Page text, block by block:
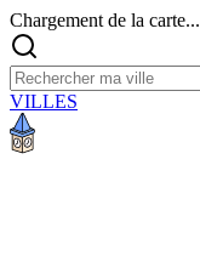
Chargement de la carte...
VILLES